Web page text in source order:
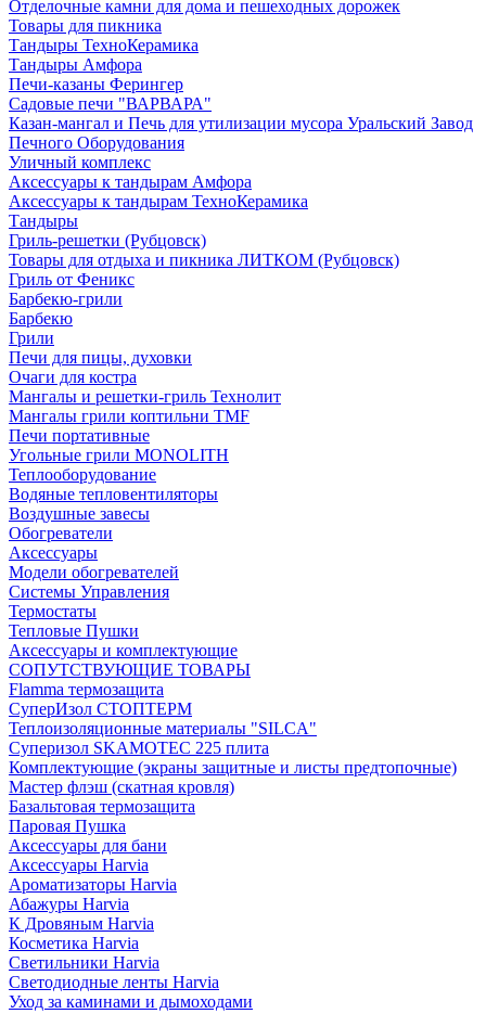
Отделочные камни для дома и пешеходных дорожек
Товары для пикника
Тандыры ТехноКерамика
Тандыры Амфора
Печи-казаны Ферингер
Садовые печи "ВАРВАРА"
Казан-мангал и Печь для утилизации мусора Уральский Завод
Печного Оборудования
Уличный комплекс
Аксессуары к тандырам Амфора
Аксессуары к тандырам ТехноКерамика
Тандыры
Гриль-решетки (Рубцовск)
Товары для отдыха и пикника ЛИТКОМ (Рубцовск)
Гриль от Феникс
Барбекю-грили
Барбекю
Грили
Печи для пицы, духовки
Очаги для костра
Мангалы и решетки-гриль Технолит
Мангалы грили коптильни TMF
Печи портативные
Угольные грили MONOLITH
Теплооборудование
Водяные тепловентиляторы
Воздушные завесы
Обогреватели
Аксессуары
Модели обогревателей
Системы Управления
Термостаты
Тепловые Пушки
Аксессуары и комплектующие
СОПУТСТВУЮЩИЕ ТОВАРЫ
Flamma термозащита
СуперИзол СТОПТЕРМ
Теплоизоляционные материалы "SILCA"
Суперизол SKAMOTEC 225 плита
Комплектующие (экраны защитные и листы предтопочные)
Мастер флэш (скатная кровля)
Базальтовая термозащита
Паровая Пушка
Аксессуары для бани
Аксессуары Harvia
Ароматизаторы Harvia
Абажуры Harvia
К Дровяным Harvia
Косметика Harvia
Светильники Harvia
Светодиодные ленты Harvia
Уход за каминами и дымоходами